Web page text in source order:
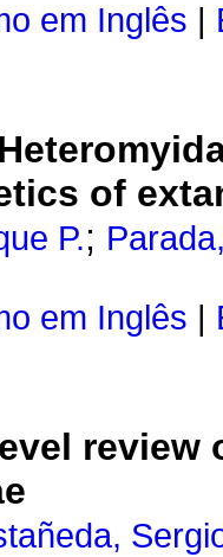
em Inglês
of
P.;
em Inglês
review